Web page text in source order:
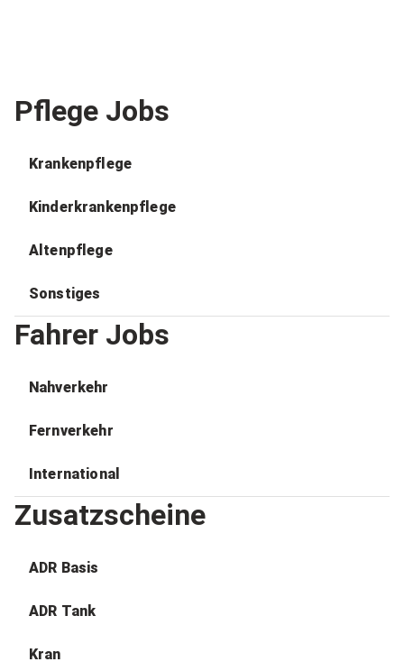
Pflege Jobs
Krankenpflege
Kinderkrankenpflege
Altenpflege
Sonstiges
Fahrer Jobs
Nahverkehr
Fernverkehr
International
Zusatzscheine
ADR Basis
ADR Tank
Kran